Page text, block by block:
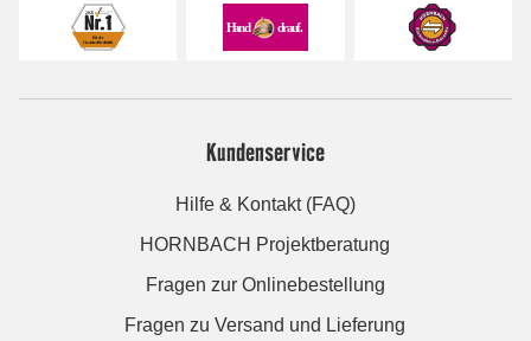
Kundenservice
Hilfe & Kontakt (FAQ)
HORNBACH Projektberatung
Fragen zur Onlinebestellung
Fragen zu Versand und Lieferung